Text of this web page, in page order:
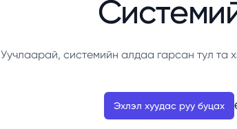
Уучлаарай, системийн алдаа гарсан тул та
Эхлэл хуудас руу буцах